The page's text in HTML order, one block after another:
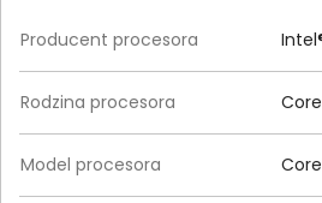
Producent procesora
Rodzina procesora
Model procesora